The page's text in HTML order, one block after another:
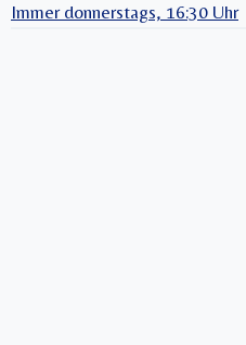
Immer donnerstags, 16:30 Uhr